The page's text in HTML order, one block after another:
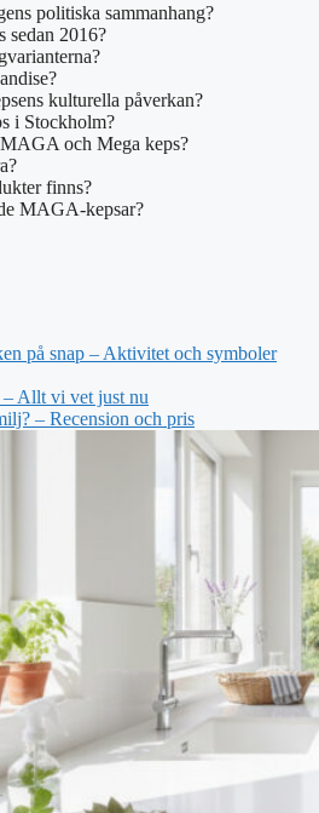
politiska sammanhang?
sedan 2016?
kulturella påverkan?
i Stockholm?
och Mega keps?
finns?
MAGA-kepsar?
på snap – Aktivitet och symboler
– Allt vi vet just nu
– Recension och pris